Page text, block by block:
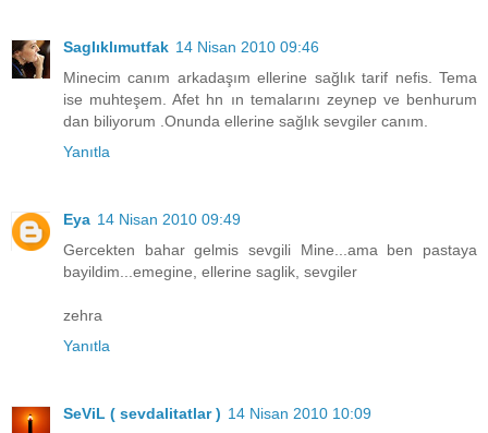
Saglıklımutfak 14 Nisan 2010 09:46
Minecim canım arkadaşım ellerine sağlık tarif nefis. Tema
ise muhteşem. Afet hn ın temalarını zeynep ve benhurum
dan biliyorum .Onunda ellerine sağlık sevgiler canım.
Yanıtla
Eya 14 Nisan 2010 09:49
Gercekten bahar gelmis sevgili Mine...ama ben pastaya
bayildim...emegine, ellerine saglik, sevgiler
zehra
Yanıtla
SeViL ( sevdalitatlar ) 14 Nisan 2010 10:09